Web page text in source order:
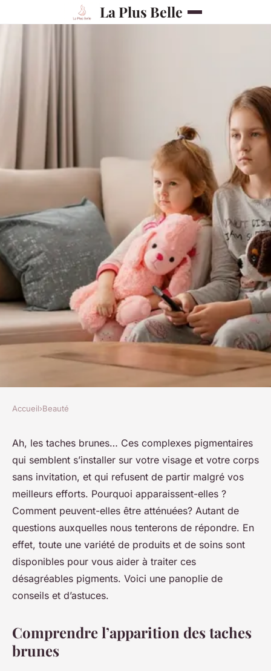
La Plus Belle
Comment atténuer les taches
brunes sur votre peau
raymonde •3 décembre 2023 •6 min de lecture
Accueil›Beauté
Ah, les taches brunes… Ces complexes pigmentaires
qui semblent s’installer sur votre visage et votre corps
sans invitation, et qui refusent de partir malgré vos
meilleurs efforts. Pourquoi apparaissent-elles ?
Comment peuvent-elles être atténuées? Autant de
questions auxquelles nous tenterons de répondre. En
effet, toute une variété de produits et de soins sont
disponibles pour vous aider à traiter ces
désagréables pigments. Voici une panoplie de
conseils et d’astuces.
Comprendre l’apparition des taches
brunes